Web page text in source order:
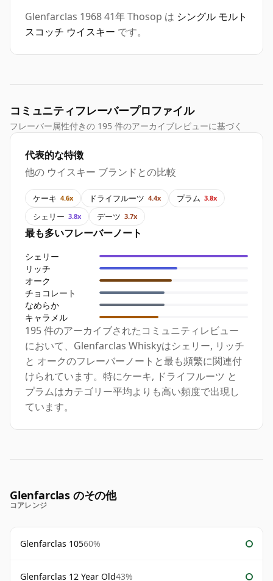
Glenfarclas 1968 41年 Thosop は シングル モルト
スコッチ ウイスキー です。
コミュニティフレーバープロファイル
フレーバー属性付きの 195 件のアーカイブレビューに基づく
代表的な特徴
他の ウイスキー ブランドとの比較
ケーキ 4.6x ドライフルーツ 4.4x プラム 3.8x
シェリー 3.8x デーツ 3.7x
最も多いフレーバーノート
シェリー
リッチ
オーク
チョコレート
なめらか
キャラメル
195 件のアーカイブされたコミュニティレビュー
において、Glenfarclas Whiskyはシェリー, リッチ
と オークのフレーバーノートと最も頻繁に関連付
けられています。特にケーキ, ドライフルーツ と
プラムはカテゴリー平均よりも高い頻度で出現し
ています。
Glenfarclas のその他
コアレンジ
Glenfarclas 10560%
Glenfarclas 12 Year Old43%